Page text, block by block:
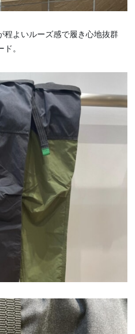
程よいルーズ感で履き心地抜群
。